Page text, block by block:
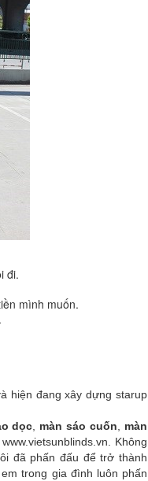
đi.
mình muốn.
hiện đang xây dựng starup
dọc, màn sáo cuốn, màn
Không
đã phấn đấu để trở thành
trong gia đình luôn phấn